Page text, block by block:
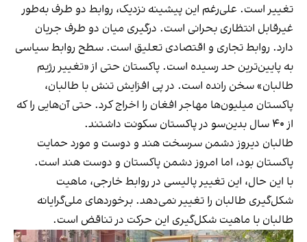
تغییر است. علی‌رغم این پیشینه نزدیک، روابط دو طرف به‌طور
غیرقابل انتظاری بحرانی است. درگیری میان دو طرف جریان
دارد. روابط تجاری و اقتصادی تعلیق است. سطح روابط سیاسی
به پایین‌ترین حد رسیده است. پاکستان حتی از «تغییر رژیم
طالبان» سخن رانده است. در پی افزایش تنش با طالبان،
پاکستان میلیون‌ها مهاجر افغان را اخراج کرد. حتی آن‌هایی‌ را که
از ۴۰ سال بدین‌سو در پاکستان سکونت داشتند.
طالبان دیروز دشمن سرسخت هند و دوست و مورد حمایت
پاکستان بود، اما امروز دشمن پاکستان و دوست هند است.
با این حال، این تغییر پالیسی در روابط خارجی، ماهیت
شکل‌گیری طالبان را تغییر نمی‌دهد. برخوردهای ملی‌گرایانه
طالبان با ماهیت شکل‌گیری این حرکت در تناقض است.